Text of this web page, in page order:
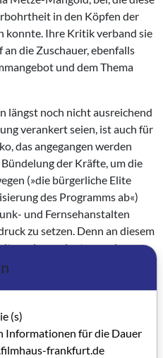
in den Köpfen der
konnte. Ihre Kritik verband sie
die Zuschauer, ebenfalls
und dem Thema
längst noch nicht ausreichend
verankert seien, ist auch für
das angegangen werden
der Kräfte, um die
(»die bürgerliche Elite
des Programms ab«)
und Fernsehanstalten
zu setzen. Denn an diesem
und
Holzapfel (SPD), überein,
ARD eine Programmvielfalt
Hilfe nicht bestehen
Silberstreif der Zuversicht.
(s)
Informationen für die Dauer
frankfurt.de